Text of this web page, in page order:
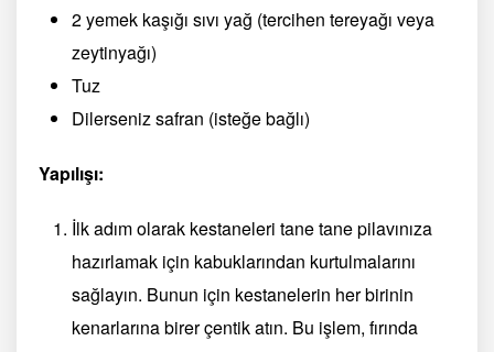
2 yemek kaşığı sıvı yağ (tercihen tereyağı veya
zeytinyağı)
Tuz
Dilerseniz safran (isteğe bağlı)
Yapılışı:
İlk adım olarak kestaneleri tane tane pilavınıza
hazırlamak için kabuklarından kurtulmalarını
sağlayın. Bunun için kestanelerin her birinin
kenarlarına birer çentik atın. Bu işlem, fırında